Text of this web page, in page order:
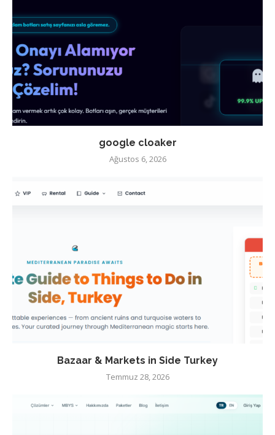
google cloaker
Ağustos 6, 2026
Bazaar & Markets in Side Turkey
Temmuz 28, 2026